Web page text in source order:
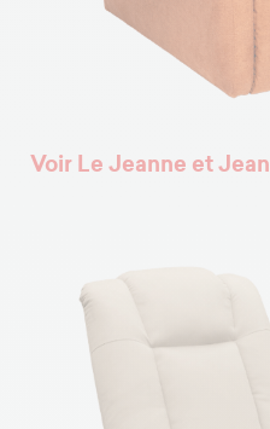
Voir Le Jeanne et Jean